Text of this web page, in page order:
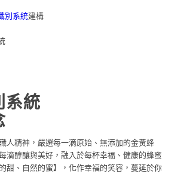
別系統建構
系統
人精神，嚴選每一滴原始、無添加的金黃蜂
滴醇釀與美好，融入於每杯幸福、健康的蜂蜜
甜、自然的蜜】，化作幸福的笑容，蔓延於你